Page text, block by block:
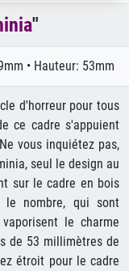
"
• Hauteur: 53mm
d'horreur pour tous
ce cadre s'appuient
vous inquiétez pas,
seul le design au
sur le cadre en bois
nombre, qui sont
le charme
de 53 millimètres de
étroit pour le cadre